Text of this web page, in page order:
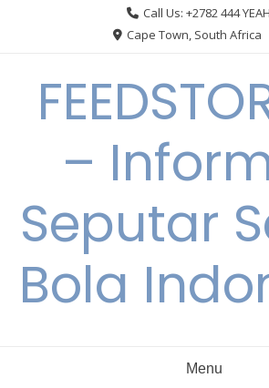
Call Us: +2782 444 YEAH
Cape Town, South Africa
–
Seputar
Bola
Menu